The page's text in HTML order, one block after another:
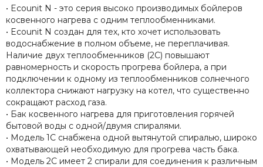
• Ecounit N - это серия высоко производимых бойлеров
косвенного нагрева с одним теплообменниками.
• Ecounit N создан для тех, кто хочет использовать
водоснабжение в полном объеме, не переплачивая.
Наличие двух теплообменников (2С) повышают
равномерность и скорость прогрева бойлера, а при
подключении к одному из теплообменников солнечного
коллектора снижают нагрузку на котел, что существенно
сокращают расход газа.
• Бак косвенного нагрева для приготовления горячей
бытовой воды с одной/двумя спиралями.
• Модель 1С снабжена одной вытянутой спиралью, широко
охватывающей необходимую для прогрева часть бака.
• Модель 2С имеет 2 спирали для соединения к различным